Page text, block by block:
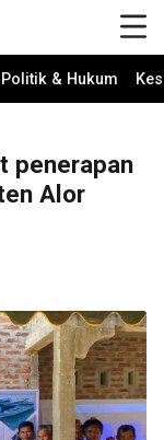
Politik & Hukum
penerapan
Alor